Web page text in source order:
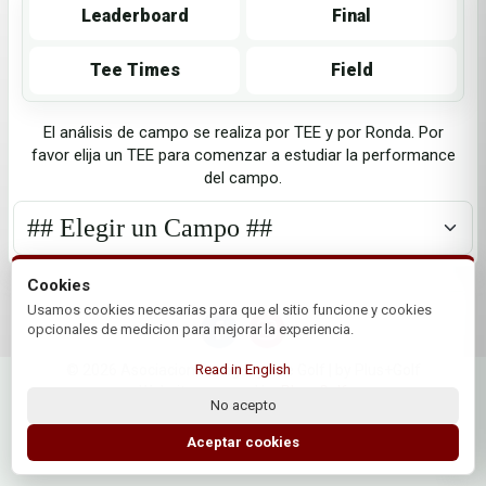
Leaderboard Final
Tee Times Field
El análisis de campo se realiza por TEE y por Ronda. Por
favor elija un TEE para comenzar a estudiar la performance
del campo.
© 2026 Asociacion Paraguaya de Golf | by Plus+Golf
Cookies
Usamos cookies necesarias para que el sitio funcione y cookies
opcionales de medicion para mejorar la experiencia.
Read in English
No acepto
Aceptar cookies